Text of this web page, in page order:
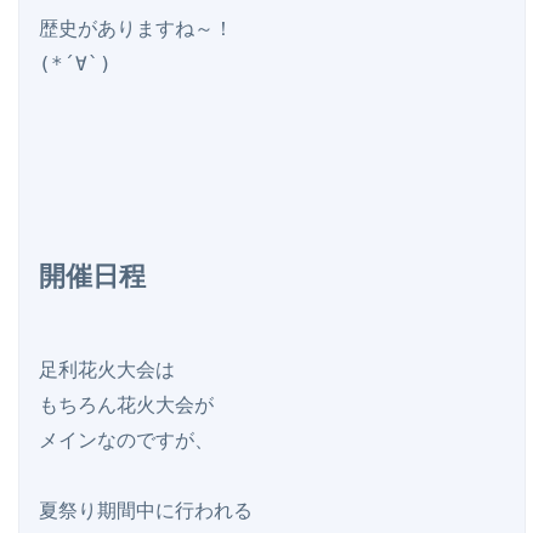
歴史がありますね～！
(*´∀`)
開催日程
足利花火大会は
もちろん花火大会が
メインなのですが、
夏祭り期間中に行われる